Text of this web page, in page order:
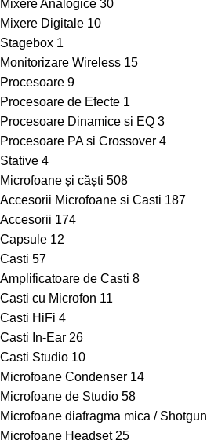
Mixere Analogice 30
Mixere Digitale 10
Stagebox 1
Monitorizare Wireless 15
Procesoare 9
Procesoare de Efecte 1
Procesoare Dinamice si EQ 3
Procesoare PA si Crossover 4
Stative 4
Microfoane și căști 508
Accesorii Microfoane si Casti 187
Accesorii 174
Capsule 12
Casti 57
Amplificatoare de Casti 8
Casti cu Microfon 11
Casti HiFi 4
Casti In-Ear 26
Casti Studio 10
Microfoane Condenser 14
Microfoane de Studio 58
Microfoane diafragma mica / Shotgun
Microfoane Headset 25